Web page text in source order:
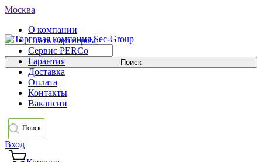
Москва
О компании
Стать партнером
Сервис PERCo
Гарантия
Доставка
Оплата
Контакты
Вакансии
Поиск
Вход